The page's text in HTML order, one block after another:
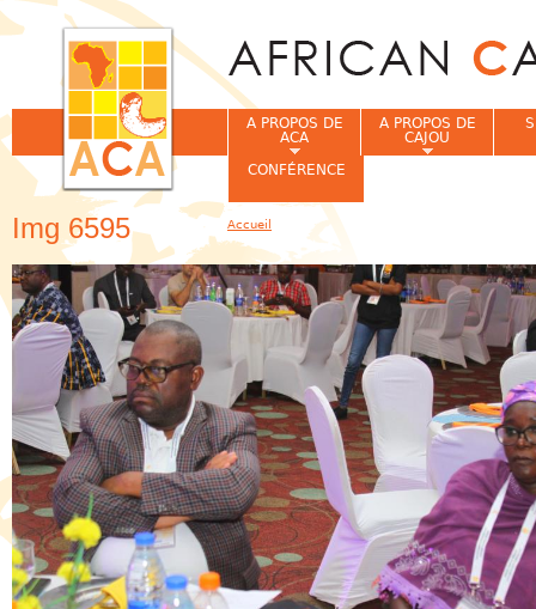
Img 6595
A PROPOS DE
ACA
A PROPOS DE
CAJOU
CONFÉRENCE
Vous êtes ici
Accueil